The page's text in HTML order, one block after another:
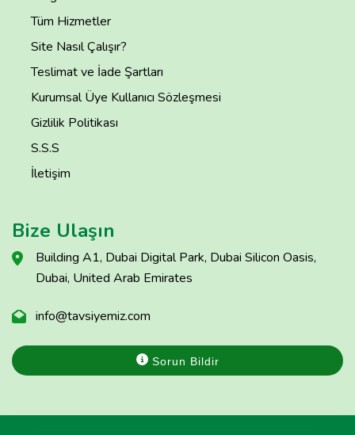
Tüm Hizmetler
Site Nasıl Çalışır?
Teslimat ve İade Şartları
Kurumsal Üye Kullanıcı Sözleşmesi
Gizlilik Politikası
S.S.S
İletişim
Bize Ulaşın
Building A1, Dubai Digital Park, Dubai Silicon Oasis,
Dubai, United Arab Emirates
info@tavsiyemiz.com
Sorun Bildir